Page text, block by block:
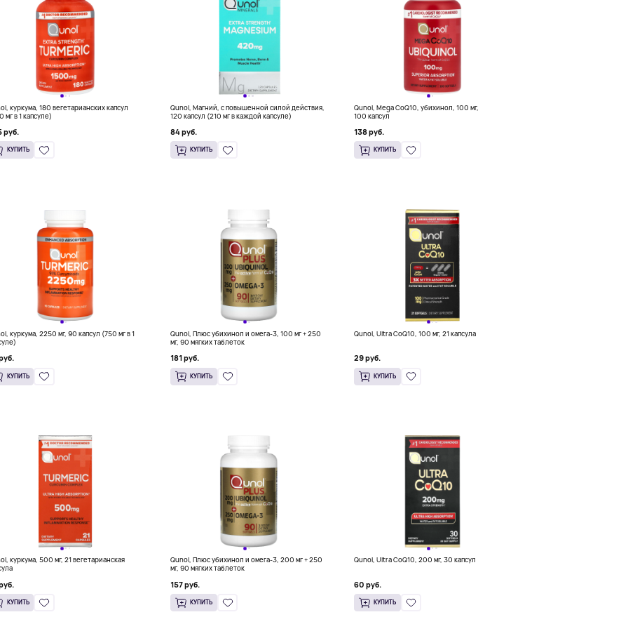
куркума, 180 вегетарианских капсул
мг в 1 капсуле)
руб.
КУПИТЬ
Qunol, Магний, с повышенной силой действия,
120 капсул (210 мг в каждой капсуле)
84 руб.
КУПИТЬ
Qunol, Mega CoQ10, убихинол, 100 мг,
100 капсул
138 руб.
КУПИТЬ
куркума, 2250 мг, 90 капсул (750 мг в 1
КУПИТЬ
Qunol, Плюс убихинол и омега-3, 100 мг + 250
мг, 90 мягких таблеток
181 руб.
КУПИТЬ
Qunol, Ultra CoQ10, 100 мг, 21 капсула
29 руб.
КУПИТЬ
куркума, 500 мг, 21 вегетарианская
КУПИТЬ
Qunol, Плюс убихинол и омега-3, 200 мг + 250
мг, 90 мягких таблеток
157 руб.
КУПИТЬ
Qunol, Ultra CoQ10, 200 мг, 30 капсул
60 руб.
КУПИТЬ